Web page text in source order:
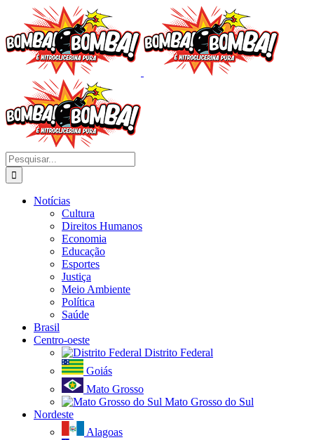
o
conteúdo
Buscar
resultados
para:
Notícias
Cultura
Direitos Humanos
Economia
Educação
Esportes
Justiça
Meio Ambiente
Política
Saúde
Brasil
Centro-oeste
Distrito Federal
Goiás
Mato Grosso
Mato Grosso do Sul
Nordeste
Alagoas